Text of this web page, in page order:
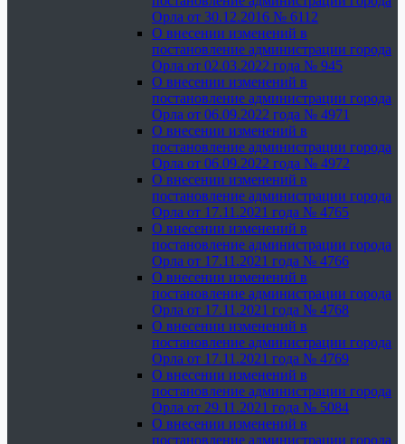
Орла от 30.12.2016 № 6112
О внесении изменений в
постановление администрации города
Орла от 02.03.2022 года № 945
О внесении изменений в
постановление администрации города
Орла от 06.09.2022 года № 4971
О внесении изменений в
постановление администрации города
Орла от 06.09.2022 года № 4972
О внесении изменений в
постановление администрации города
Орла от 17.11.2021 года № 4765
О внесении изменений в
постановление администрации города
Орла от 17.11.2021 года № 4766
О внесении изменений в
постановление администрации города
Орла от 17.11.2021 года № 4768
О внесении изменений в
постановление администрации города
Орла от 17.11.2021 года № 4769
О внесении изменений в
постановление администрации города
Орла от 29.11.2021 года № 5084
О внесении изменений в
постановление администрации города